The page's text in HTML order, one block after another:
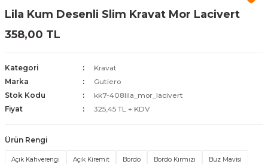
Lila Kum Desenli Slim Kravat Mor Lacivert
358,00 TL
Kategori
Kravat
Marka
Gutiero
Stok Kodu
kk7-408lila_mor_lacivert
Fiyat
325,45 TL + KDV
Ürün Rengi
Açık Kahverengi Açık Kiremit Bordo Bordo Kırmızı Buz Mavisi